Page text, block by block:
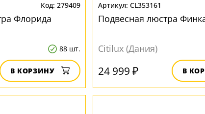
279409
Флорида
88 шт.
В КОРЗИНУ
CL353161
Подвесная люстра
Citilux (Дания)
24 999 ₽ В